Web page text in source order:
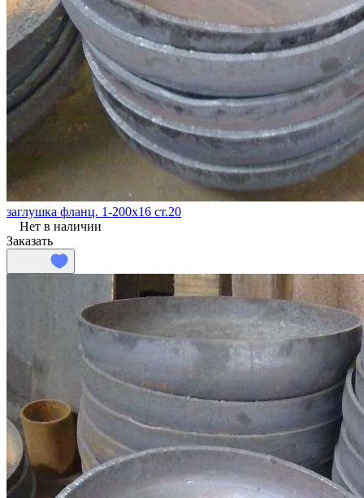
заглушка фланц. 1-200х16 ст.20
Нет в наличии
Заказать